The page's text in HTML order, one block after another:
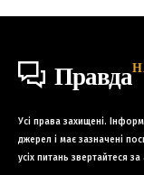
Правда
Усі права захищені.
джерел і має зазначені
усіх питань звертайтеся